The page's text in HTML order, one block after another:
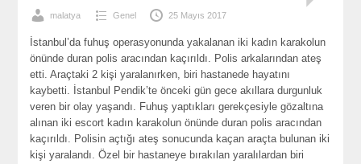
malatya Genel 25 Mayıs 2017
İstanbul’da fuhuş operasyonunda yakalanan iki kadın karakolun
önünde duran polis aracından kaçırıldı. Polis arkalarından ateş
etti. Araçtaki 2 kişi yaralanırken, biri hastanede hayatını
kaybetti. İstanbul Pendik’te önceki gün gece akıllara durgunluk
veren bir olay yaşandı. Fuhuş yaptıkları gerekçesiyle gözaltına
alınan iki escort kadın karakolun önünde duran polis aracından
kaçırıldı. Polisin açtığı ateş sonucunda kaçan araçta bulunan iki
kişi yaralandı. Özel bir hastaneye bırakılan yaralılardan biri